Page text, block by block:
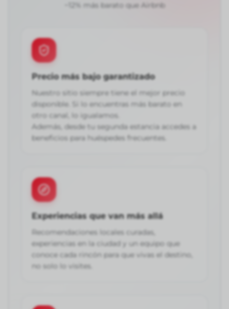
~12% más barato que Airbnb
Precio más bajo garantizado
Nuestro sitio siempre tiene el mejor precio
disponible. Si lo encuentras más barato en
otro canal, lo igualamos.
Además, desde tu segunda estancia accedes a
beneficios para huéspedes frecuentes.
Experiencias que van más allá
Recomendaciones locales curadas,
experiencias en la ciudad y un equipo que
conoce cada rincón para que vivas el destino,
no solo lo visites.